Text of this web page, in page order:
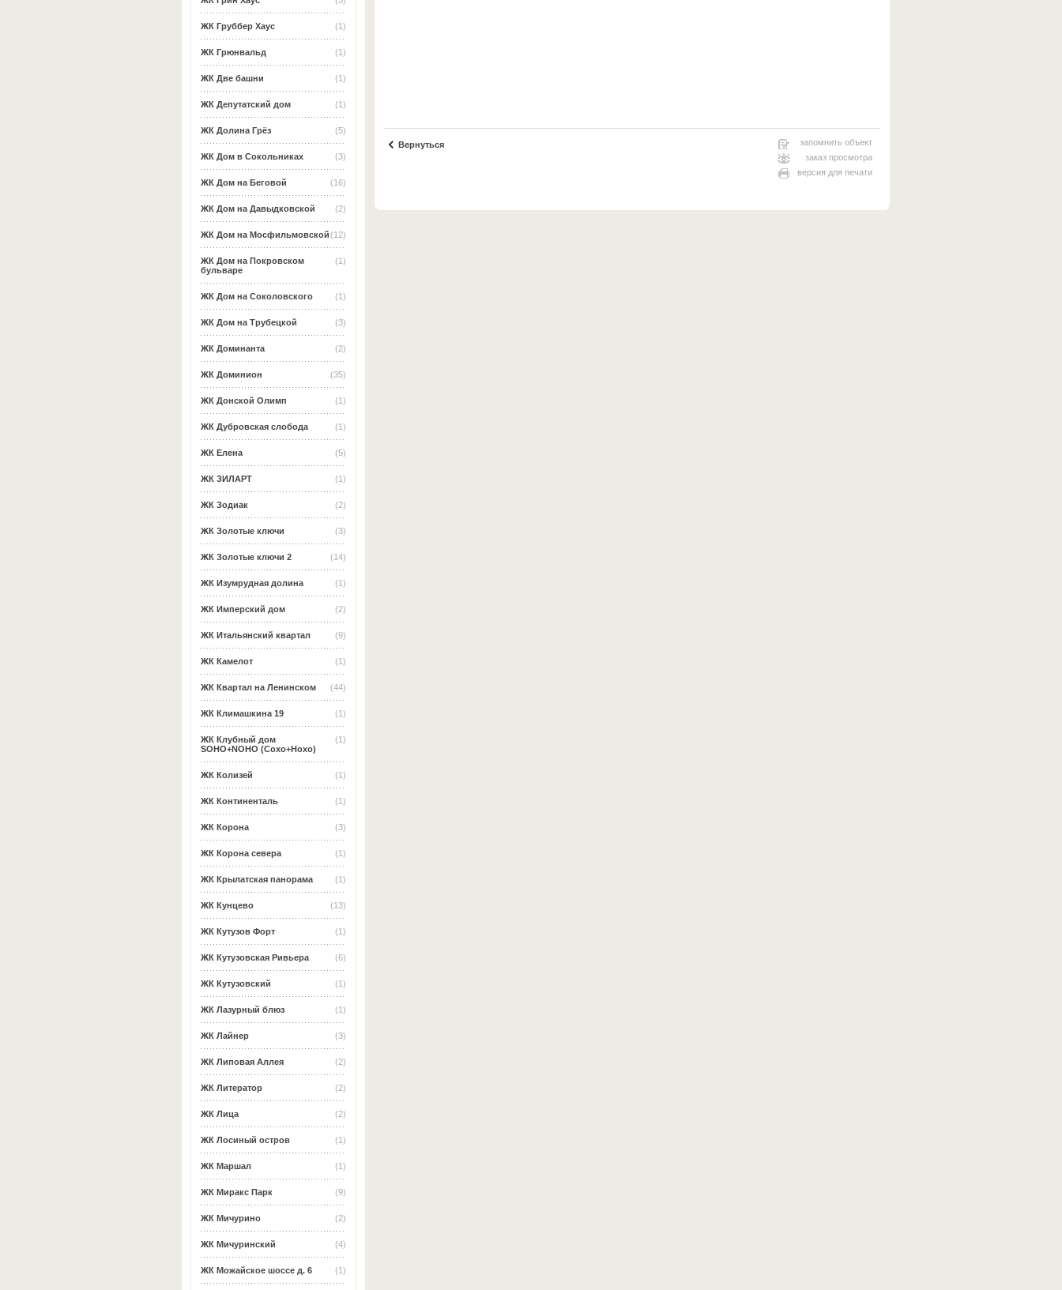
(1)
ЖК Груббер Хаус
(1)
ЖК Грюнвальд
(1)
ЖК Две башни
(1)
ЖК Депутатский дом
(5)
ЖК Долина Грёз
(3)
ЖК Дом в Сокольниках
(16)
ЖК Дом на Беговой
(2)
ЖК Дом на Давыдковской
(12)
ЖК Дом на Мосфильмовской
(1)
ЖК Дом на Покровском
бульваре
(1)
ЖК Дом на Соколовского
(3)
ЖК Дом на Трубецкой
(2)
ЖК Доминанта
(35)
ЖК Доминион
(1)
ЖК Донской Олимп
(1)
ЖК Дубровская слобода
(5)
ЖК Елена
(1)
ЖК ЗИЛАРТ
(2)
ЖК Зодиак
(3)
ЖК Золотые ключи
(14)
ЖК Золотые ключи 2
(1)
ЖК Изумрудная долина
(2)
ЖК Имперский дом
(9)
ЖК Итальянский квартал
(1)
ЖК Камелот
(44)
ЖК Квартал на Ленинском
(1)
ЖК Климашкина 19
(1)
ЖК Клубный дом
SOHO+NOHO (Сохо+Нохо)
(1)
ЖК Колизей
(1)
ЖК Континенталь
(3)
ЖК Корона
(1)
ЖК Корона севера
(1)
ЖК Крылатская панорама
(13)
ЖК Кунцево
(1)
ЖК Кутузов Форт
(6)
ЖК Кутузовская Ривьера
(1)
ЖК Кутузовский
(1)
ЖК Лазурный блюз
(3)
ЖК Лайнер
(2)
ЖК Липовая Аллея
(2)
ЖК Литератор
(2)
ЖК Лица
(1)
ЖК Лосиный остров
(1)
ЖК Маршал
(9)
ЖК Миракс Парк
(2)
ЖК Мичурино
(4)
ЖК Мичуринский
(1)
ЖК Можайское шоссе д. 6
Вернуться
запомнить объект
заказ просмотра
версия для печати